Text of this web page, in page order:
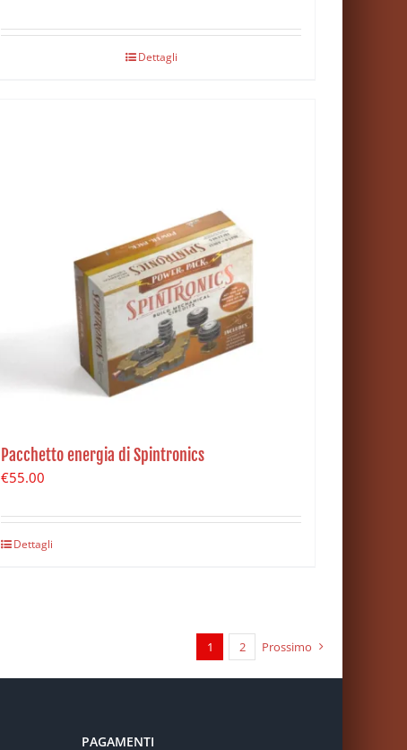
Dettagli
Pacchetto energia di Spintronics
€55.00
Dettagli
1 2 Prossimo
PAGAMENTI